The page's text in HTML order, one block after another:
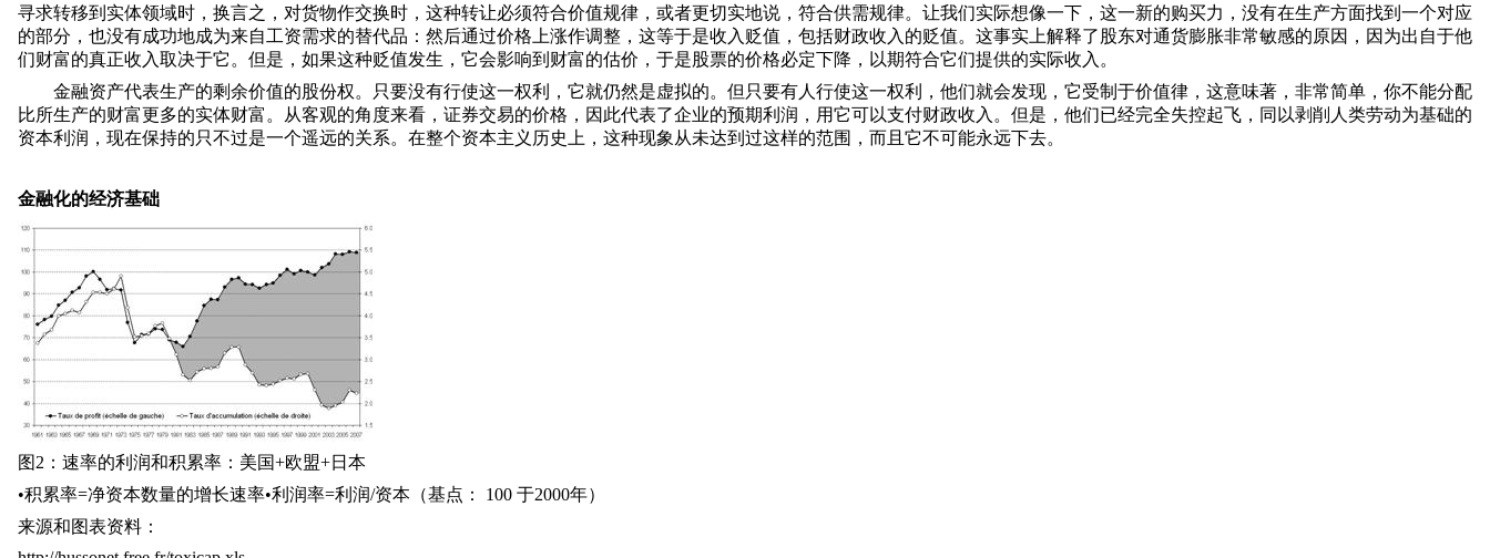
寻求转移到实体领域时，换言之，对货物作交换时，这种转让必须符合价值规律，或者更切实地说，符合供需规律。让我们实际想像一下，这一新的购买力，没有在生产方面找到一个对应
的部分，也没有成功地成为来自工资需求的替代品：然后通过价格上涨作调整，这等于是收入贬值，包括财政收入的贬值。这事实上解释了股东对通货膨胀非常敏感的原因，因为出自于他
们财富的真正收入取决于它。但是，如果这种贬值发生，它会影响到财富的估价，于是股票的价格必定下降，以期符合它们提供的实际收入。
金融资产代表生产的剩余价值的股份权。只要没有行使这一权利，它就仍然是虚拟的。但只要有人行使这一权利，他们就会发现，它受制于价值律，这意味著，非常简单，你不能分配
比所生产的财富更多的实体财富。从客观的角度来看，证券交易的价格，因此代表了企业的预期利润，用它可以支付财政收入。但是，他们已经完全失控起飞，同以剥削人类劳动为基础的
资本利润，现在保持的只不过是一个遥远的关系。在整个资本主义历史上，这种现象从未达到过这样的范围，而且它不可能永远下去。
金融化的经济基础
图2 ：速率的利润和积累率：美国+欧盟+日本
•积累率=净资本数量的增长速率•利润率=利润/资本（基点： 100 于2000年）
来源和图表资料：